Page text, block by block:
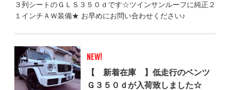
３列シートのＧＬＳ３５０ｄです☆ツインサンルーフに純正２
１インチＡＷ装備★ お早めにお問い合わせください♪
NEW!
【 新着在庫 】低走行のベンツ
Ｇ３５０ｄが入荷致しました☆